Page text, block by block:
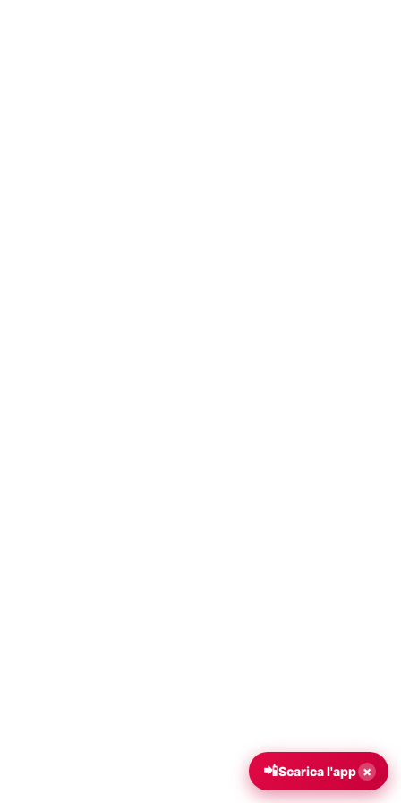
📲Scarica l'app ×